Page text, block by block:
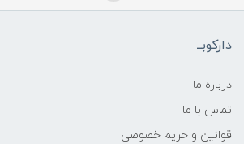
دارکوبــ
درباره ما
تماس با ما
قوانین و حریم خصوصی